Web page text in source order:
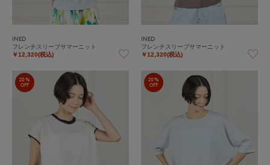
INED
フレンチスリーブサマーニット
￥12,320(税込)
INED
フレンチスリーブサマーニット
￥12,320(税込)
20%
OFF
20%
OFF